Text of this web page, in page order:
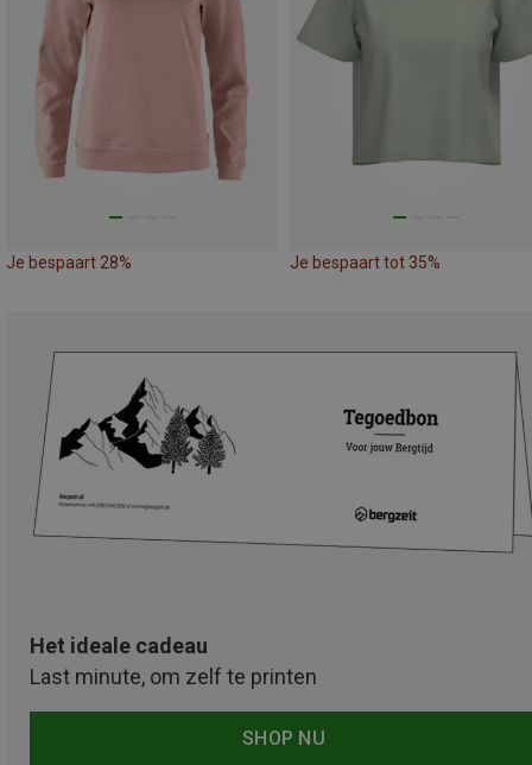
Je bespaart 28% Je bespaart tot 35%
Het ideale cadeau
Last minute, om zelf te printen
SHOP NU